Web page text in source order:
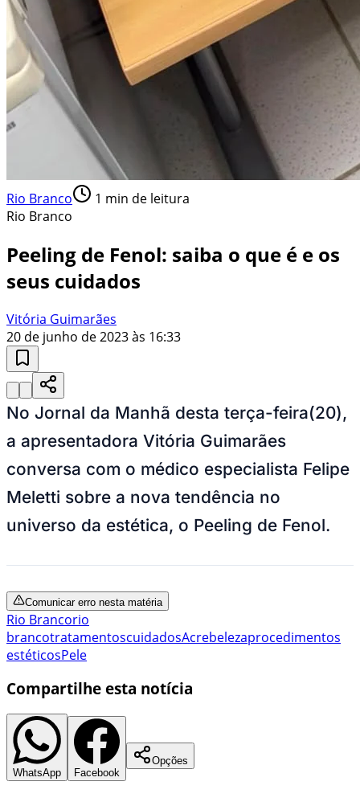
Rio Branco 1 min de leitura
Rio Branco
Peeling de Fenol: saiba o que é e os
seus cuidados
Vitória Guimarães
20 de junho de 2023 às 16:33
No Jornal da Manhã desta terça-feira(20),
a apresentadora Vitória Guimarães
conversa com o médico especialista Felipe
Meletti sobre a nova tendência no
universo da estética, o Peeling de Fenol.
Comunicar erro nesta matéria
Rio Brancorio
brancotratamentoscuidadosAcrebelezaprocedimentos
estéticosPele
Compartilhe esta notícia
WhatsApp Facebook
Opções